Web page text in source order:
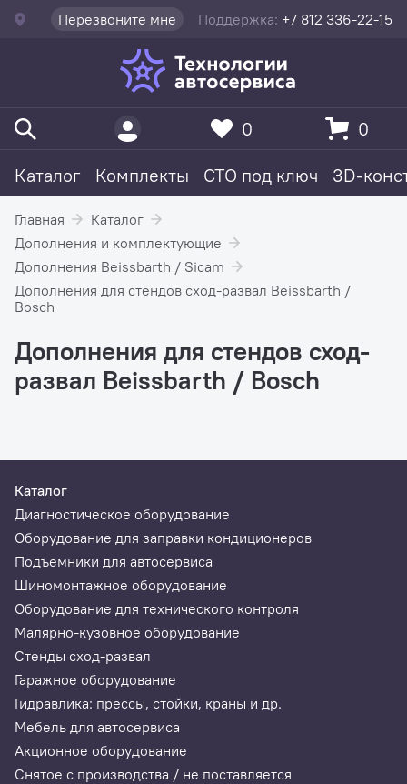
Перезвоните мне Поддержка: +7 812 336-22-15
Каталог Комплекты СТО под ключ 3D-
0 0
Главная
Каталог
Дополнения и комплектующие
Дополнения Beissbarth / Sicam
Дополнения для стендов сход-развал Beissbarth /
Bosch
Дополнения для стендов сход-
развал Beissbarth / Bosch
Каталог
Диагностическое оборудование
Оборудование для заправки кондиционеров
Подъемники для автосервиса
Шиномонтажное оборудование
Оборудование для технического контроля
Малярно-кузовное оборудование
Стенды сход-развал
Гаражное оборудование
Гидравлика: прессы, стойки, краны и др.
Мебель для автосервиса
Акционное оборудование
Снятое с производства / не поставляется